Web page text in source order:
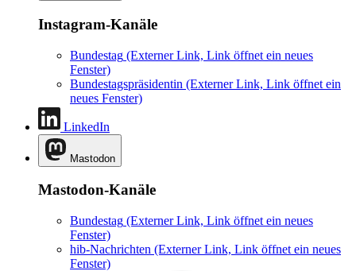
Instagram-Kanäle
Bundestag (Externer Link, Link öffnet ein neues
Fenster)
Bundestagspräsidentin (Externer Link, Link öffnet ein
neues Fenster)
LinkedIn
Mastodon
Mastodon-Kanäle
Bundestag (Externer Link, Link öffnet ein neues
Fenster)
hib-Nachrichten (Externer Link, Link öffnet ein neues
Fenster)